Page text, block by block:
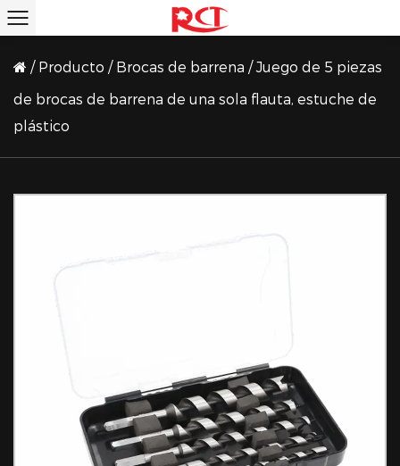
/ Producto / Brocas de barrena /Juego de 5 piezas
de brocas de barrena de una sola flauta, estuche de
plástico